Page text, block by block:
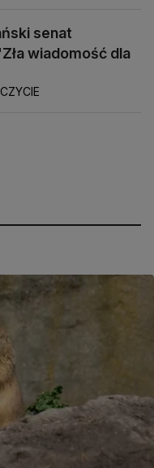
senat
wiadomość dla